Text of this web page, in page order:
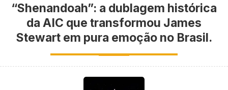
“Shenandoah”: a dublagem histórica
da AIC que transformou James
Stewart em pura emoção no Brasil.